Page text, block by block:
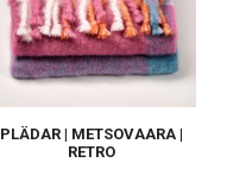
PLÄDAR | METSOVAARA |
RETRO